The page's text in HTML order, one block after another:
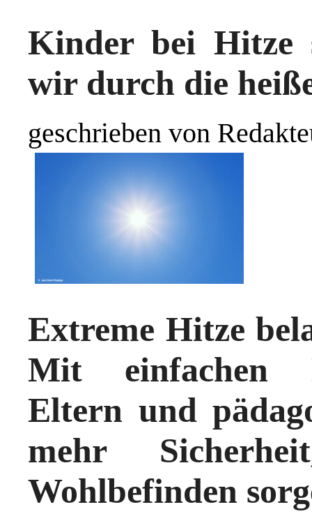
Kinder bei Hitze
wir durch die
geschrieben von
Extreme Hitze
Mit einfachen
Eltern und
mehr
Wohlbefinden